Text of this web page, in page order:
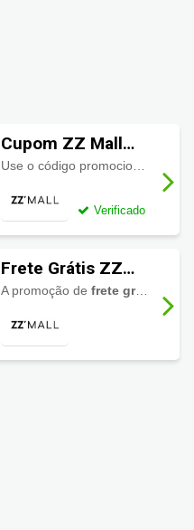
Cupom ZZ Mall
10% de Desconto
Verificado
Frete Grátis ZZ
Mall
A promoção defrete grátis